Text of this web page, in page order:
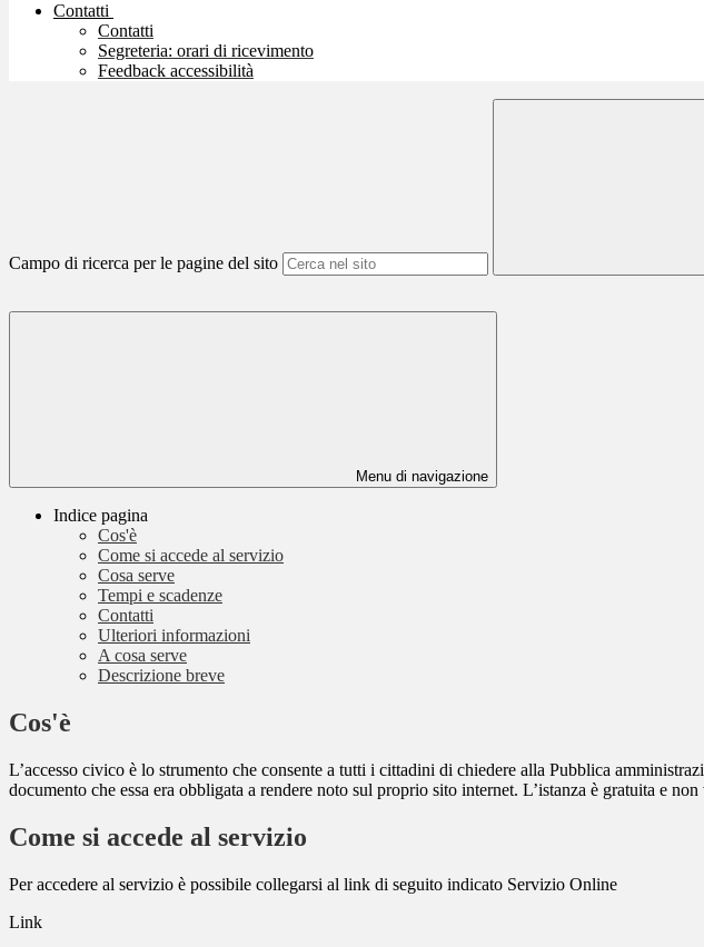
Contatti
Contatti
Segreteria: orari di ricevimento
Feedback accessibilità
Campo di ricerca per le pagine del sito
Menu di navigazione
Indice pagina
Cos'è
Come si accede al servizio
Cosa serve
Tempi e scadenze
Contatti
Ulteriori informazioni
A cosa serve
Descrizione breve
Cos'è
L’accesso civico è lo strumento che consente a tutti i cittadini di chiedere alla Pubblica
documento che essa era obbligata a rendere noto sul proprio sito internet. L’istanza è gratuita e
Come si accede al servizio
Per accedere al servizio è possibile collegarsi al link di seguito indicato Servizio Online
Link